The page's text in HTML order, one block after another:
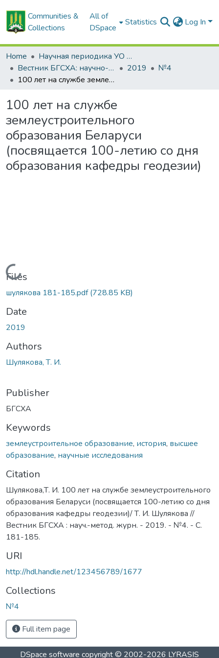
Communities &
Collections
All of
DSpace
Statistics Log In
Home
Научная периодика УО БГСХА
Вестник БГСХА: научно-методический журнал Белорусской государственной сельскохозяйственной академии
2019
№4
100 лет на службе землеустроительного образования Беларуси (посвящается 100-летию со дня образования кафедры геодезии)
100 лет на службе
землеустроительного
образования Беларуси
(посвящается 100-летию со дня
образования кафедры геодезии)
Loading...
Files
шулякова 181-185.pdf(728.85 KB)
Date
2019
Authors
Шулякова, Т. И.
Publisher
БГСХА
Keywords
землеустроительное образование, история, высшее
образование, научные исследования
Citation
Шулякова,Т. И. 100 лет на службе землеустроительного
образования Беларуси (посвящается 100-летию со дня
образования кафедры геодезии)/ Т. И. Шулякова //
Вестник БГСХА : науч.-метод. журн. - 2019. - №4. - С.
181-185.
URI
http://hdl.handle.net/123456789/1677
Collections
№4
Full item page
DSpace software copyright © 2002-2026 LYRASIS